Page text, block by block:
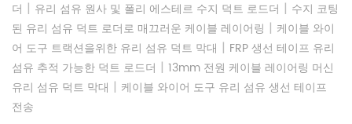
더 | 유리 섬유 원사 및 폴리 에스테르 수지 덕트 로드더 | 수지 코팅
된 유리 섬유 덕트 로더로 매끄러운 케이블 레이어링 | 케이블 와이
어 도구 트랙션을위한 유리 섬유 덕트 막대 | FRP 생선 테이프 유리
섬유 추적 가능한 덕트 로드더 | 13mm 전원 케이블 레이어링 머신
유리 섬유 덕트 막대 | 케이블 와이어 도구 유리 섬유 생선 테이프
전송